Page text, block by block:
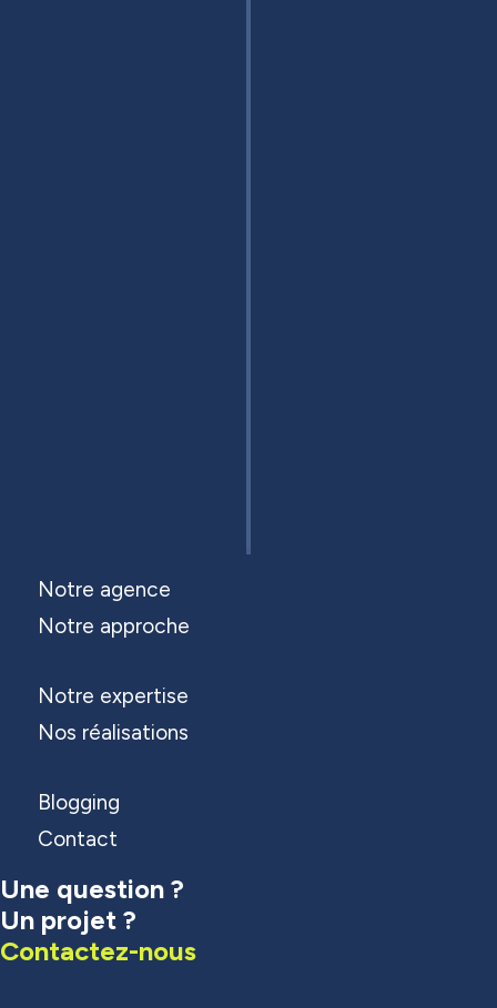
Notre agence
Notre approche
Notre expertise
Nos réalisations
Blogging
Contact
Une question ?
Un projet ?
Contactez-nous